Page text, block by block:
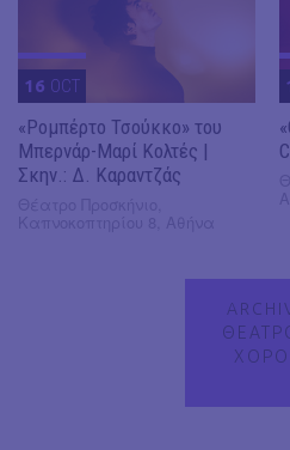
16 OCT
«Ρομπέρτο Τσούκκο» του
Μπερνάρ-Μαρί Κολτές |
Σκην.: Δ. Καραντζάς